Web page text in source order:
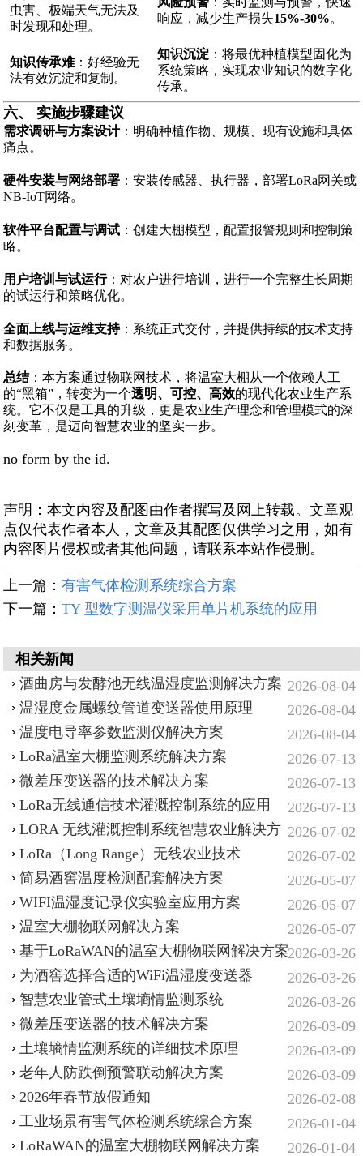
虫害、极端天气无法及
时发现和处理。
响应，减少生产损失15%-30%。
知识传承难：好经验无
法有效沉淀和复制。
知识沉淀 ：将最优种植模型固化为
系统策略，实现农业知识的数字化
传承。
六、 实施步骤建议
需求调研与方案设计：明确种植作物、规模、现有设施和具体
痛点。
硬件安装与网络部署 ：安装传感器、执行器，部署LoRa网关或
NB-IoT网络。
软件平台配置与调试 ：创建大棚模型，配置报警规则和控制策
略。
用户培训与试运行：对农户进行培训，进行一个完整生长周期
的试运行和策略优化。
全面上线与运维支持：系统正式交付，并提供持续的技术支持
和数据服务。
总结：本方案通过物联网技术，将温室大棚从一个依赖人工
的“黑箱”，转变为一个透明、可控、高效的现代化农业生产系
统。它不仅是工具的升级，更是农业生产理念和管理模式的深
刻变革，是迈向智慧农业的坚实一步。
no form by the id.
声明：本文内容及配图由作者撰写及网上转载。文章观
点仅代表作者本人，文章及其配图仅供学习之用，如有
内容图片侵权或者其他问题，请联系本站作侵删。
上一篇：有害气体检测系统综合方案
下一篇：TY 型数字测温仪采用单片机系统的应用
相关新闻
2026-08-04
酒曲房与发酵池无线温湿度监测解决方案
2026-08-04
温湿度金属螺纹管道变送器使用原理
2026-08-04
温度电导率参数监测仪解决方案
2026-07-13
LoRa温室大棚监测系统解决方案
2026-07-13
微差压变送器的技术解决方案
2026-07-13
LoRa无线通信技术灌溉控制系统的应用
2026-07-02
LORA 无线灌溉控制系统智慧农业解决方
案
2026-07-02
LoRa（Long Range）无线农业技术
2026-05-07
简易酒窖温度检测配套解决方案
2026-05-07
WIFI温湿度记录仪实验室应用方案
2026-05-07
温室大棚物联网解决方案
2026-03-26
基于LoRaWAN的温室大棚物联网解决方案
2026-03-26
为酒窖选择合适的WiFi温湿度变送器
2026-03-26
智慧农业‌管式土壤墒情监测系统‌
2026-03-09
微差压变送器的技术解决方案
2026-03-09
土壤墒情监测系统的详细技术原理
2026-03-09
老年人防跌倒预警联动解决方案
2026-02-08
2026年春节放假通知
2026-01-04
工业场景有害气体检测系统综合方案
2026-01-04
LoRaWAN的温室大棚物联网解决方案